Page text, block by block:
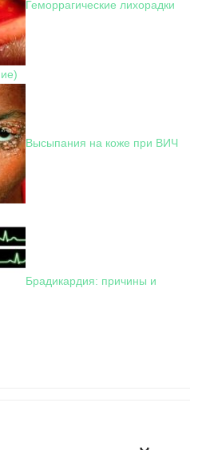
Геморрагические лихорадки
Высыпания на коже при ВИЧ
Брадикардия: причины и